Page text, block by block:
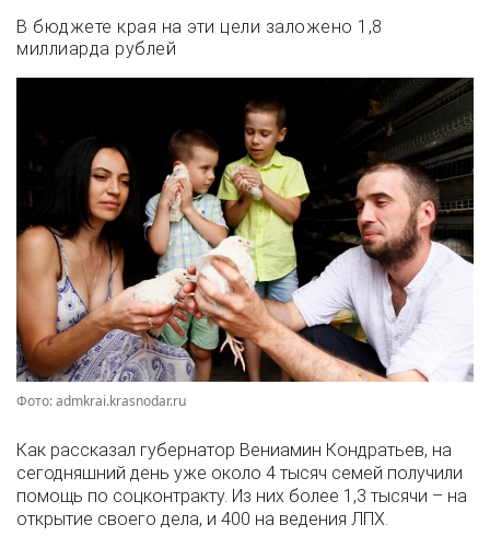
В бюджете края на эти цели заложено 1,8
миллиарда рублей
Фото: admkrai.krasnodar.ru
Как рассказал губернатор Вениамин Кондратьев, на
сегодняшний день уже около 4 тысяч семей получили
помощь по соцконтракту. Из них более 1,3 тысячи – на
открытие своего дела, и 400 на ведения ЛПХ.